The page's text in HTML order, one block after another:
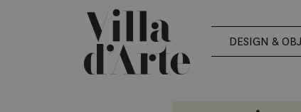
DESIGN &